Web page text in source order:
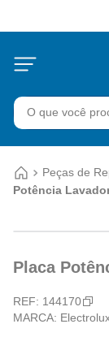
O que você
Peças de
Potência
Placa
REF: 144170
MARCA: